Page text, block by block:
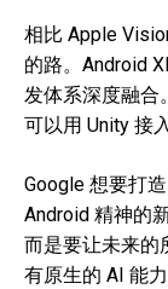
相比 Apple
的路。Android
发体系深度融合
可以用 Unity 接
Google 想要打
Android 精神的
而是要让未来
有原生的 AI 能